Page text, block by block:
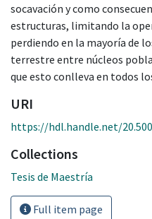
socavación y como
estructuras, limitando la
perdiendo en la mayoría de
terrestre entre núcleos
que esto conlleva en todos
URI
https://hdl.handle.net/
Collections
Tesis de Maestría
Full item page